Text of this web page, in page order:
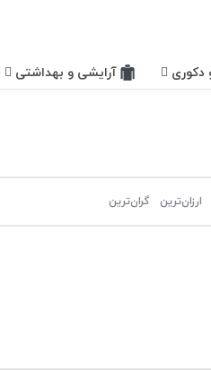
آرایشی و بهداشتی
ارزان‌ترین گران‌ترین